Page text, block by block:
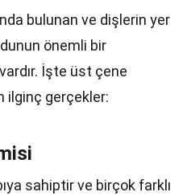
bulunan ve dişlerin yer
önemli bir
İşte üst çene
ilginç gerçekler:
sahiptir ve birçok farklı